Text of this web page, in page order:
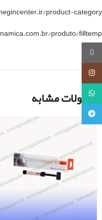
product-category
produto/filltemp
محصولات مشابه
اینستاگرام
واتساپ